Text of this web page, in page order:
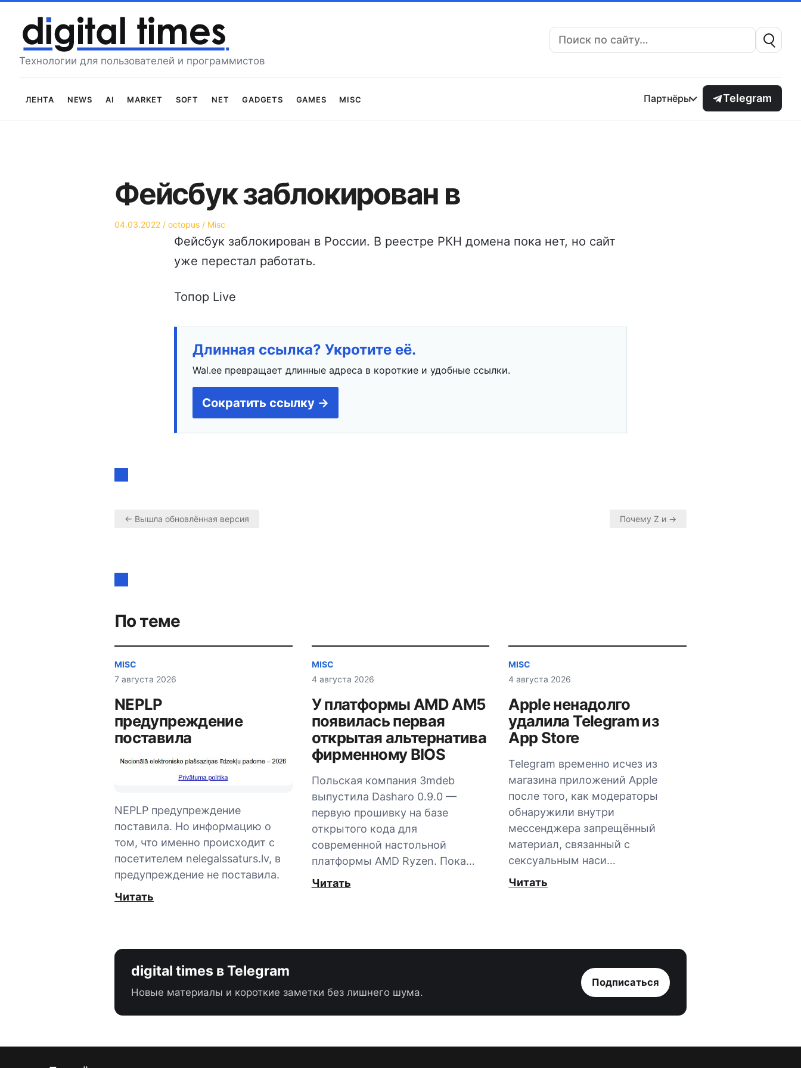
содержимому
Технологии для пользователей и программистов
Поиск:
Лента News AI Market Soft Net Gadgets Games Misc Партнёры Telegram
Фейсбук заблокирован в
Опубликовано
04.03.2022 Автор
octopus
Опубликовано
в
Misc
Фейсбук заблокирован в России. В реестре РКН домена пока нет, но сайт
уже перестал работать.
Топор Live
Длинная ссылка? Укротите её.
Wal.ee превращает длинные адреса в короткие и удобные ссылки.
Сократить ссылку →
по
записям
← Вышла обновлённая версия Почему Z и →
По теме
MISC
7 августа 2026
NEPLP
предупреждение
поставила
NEPLP предупреждение
поставила. Но информацию о
том, что именно происходит с
посетителем nelegalssaturs.lv, в
предупреждение не поставила.
Читать
MISC
4 августа 2026
У платформы AMD AM5
появилась первая
открытая альтернатива
фирменному BIOS
Польская компания 3mdeb
выпустила Dasharo 0.9.0 —
первую прошивку на базе
открытого кода для
современной настольной
платформы AMD Ryzen. Пока…
Читать
MISC
4 августа 2026
Apple ненадолго
удалила Telegram из
App Store
Telegram временно исчез из
магазина приложений Apple
после того, как модераторы
обнаружили внутри
мессенджера запрещённый
материал, связанный с
сексуальным наси…
Читать
digital times в Telegram
Новые материалы и короткие заметки без лишнего шума.
Подписаться